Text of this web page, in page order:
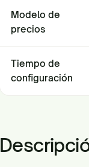
Modelo de
precios
Tiempo de
configuración